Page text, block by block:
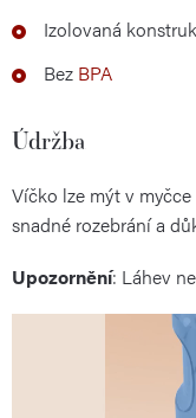
Izolovaná
Bez BPA
Údržba
Víčko lze mýt v
snadné rozebrání a
Upozornění: Láhev